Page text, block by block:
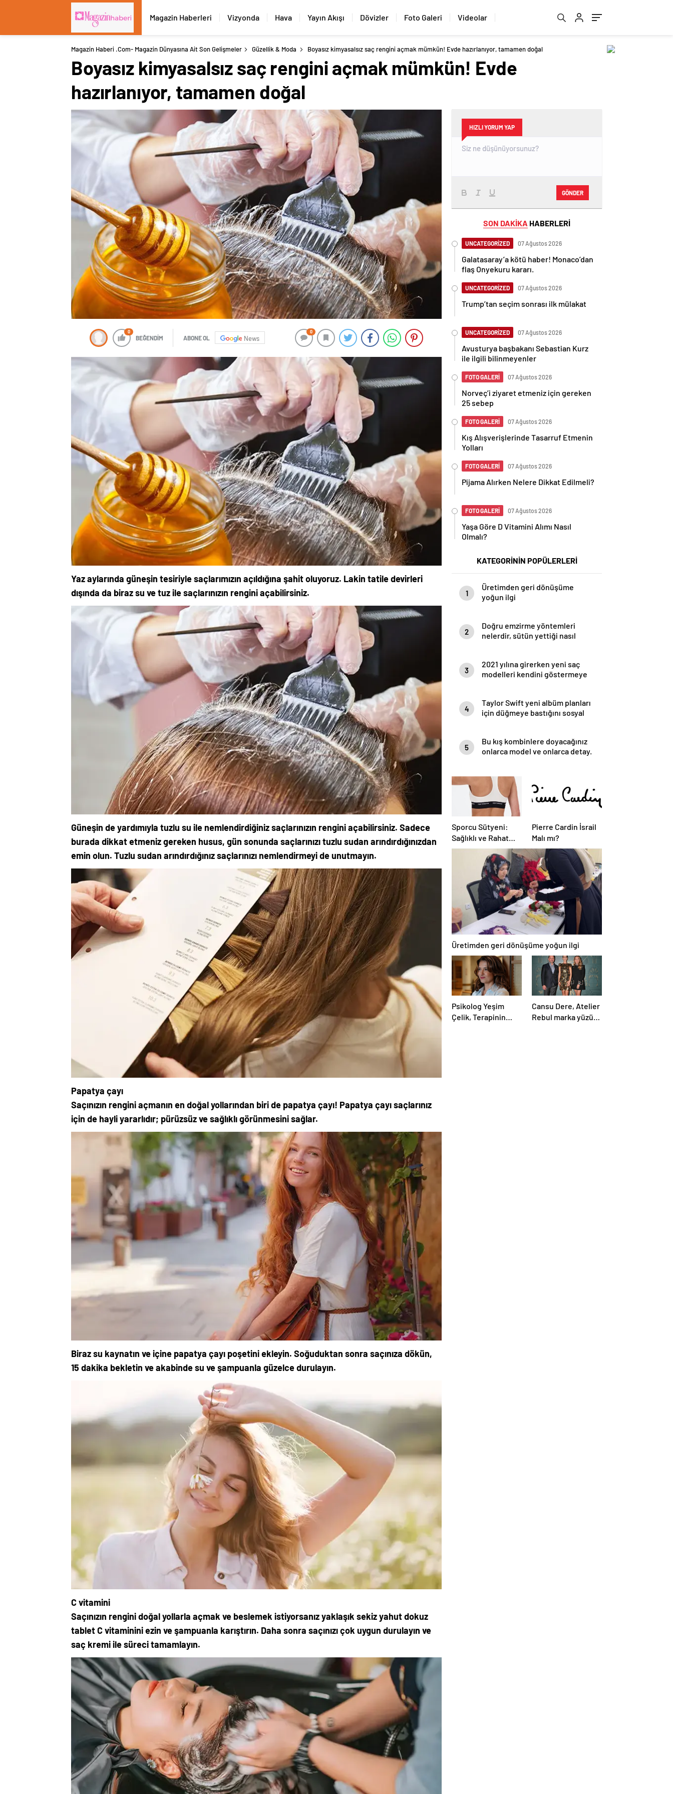
Magazin Haberleri Vizyonda Hava Yayın Akışı Dövizler Foto Galeri Videolar
Magazin Haberi .com- Magazin Dünyasına Ait Son Gelişmeler Güzellik & Moda Boyasız kimyasalsız saç rengini açmak mümkün! Evde hazırlanıyor, tamamen doğal
Boyasız kimyasalsız saç rengini açmak mümkün! Evde
hazırlanıyor, tamamen doğal
0
BEĞENDİM ABONE OL News
0
Yaz aylarında güneşin tesiriyle saçlarımızın açıldığına şahit oluyoruz. Lakin tatile devirleri
dışında da biraz su ve tuz ile saçlarınızın rengini açabilirsiniz.
Güneşin de yardımıyla tuzlu su ile nemlendirdiğiniz saçlarınızın rengini açabilirsiniz. Sadece
burada dikkat etmeniz gereken husus, gün sonunda saçlarınızı tuzlu sudan arındırdığınızdan
emin olun. Tuzlu sudan arındırdığınız saçlarınızı nemlendirmeyi de unutmayın.
Papatya çayı
Saçınızın rengini açmanın en doğal yollarından biri de papatya çayı! Papatya çayı saçlarınız
için de hayli yararlıdır; pürüzsüz ve sağlıklı görünmesini sağlar.
Biraz su kaynatın ve içine papatya çayı poşetini ekleyin. Soğuduktan sonra saçınıza dökün,
15 dakika bekletin ve akabinde su ve şampuanla güzelce durulayın.
C vitamini
Saçınızın rengini doğal yollarla açmak ve beslemek istiyorsanız yaklaşık sekiz yahut dokuz
tablet C vitaminini ezin ve şampuanla karıştırın. Daha sonra saçınızı çok uygun durulayın ve
saç kremi ile süreci tamamlayın.
HIZLI YORUM YAP
GÖNDER
SON DAKİKA HABERLERİ
UNCATEGORİZED 07 Ağustos 2026
Galatasaray’a kötü haber! Monaco’dan
flaş Onyekuru kararı.
UNCATEGORİZED 07 Ağustos 2026
Trump’tan seçim sonrası ilk mülakat
UNCATEGORİZED 07 Ağustos 2026
Avusturya başbakanı Sebastian Kurz
ile ilgili bilinmeyenler
FOTO GALERİ 07 Ağustos 2026
Norveç’i ziyaret etmeniz için gereken
25 sebep
FOTO GALERİ 07 Ağustos 2026
Kış Alışverişlerinde Tasarruf Etmenin
Yolları
FOTO GALERİ 07 Ağustos 2026
Pijama Alırken Nelere Dikkat Edilmeli?
FOTO GALERİ 07 Ağustos 2026
Yaşa Göre D Vitamini Alımı Nasıl
Olmalı?
KATEGORİNİN POPÜLERLERİ
1
Üretimden geri dönüşüme
yoğun ilgi
2
Doğru emzirme yöntemleri
nelerdir, sütün yettiği nasıl
3
2021 yılına girerken yeni saç
modelleri kendini göstermeye
4
Taylor Swift yeni albüm planları
için düğmeye bastığını sosyal
5
Bu kış kombinlere doyacağınız
onlarca model ve onlarca detay.
Sporcu Sütyeni:
Sağlıklı ve Rahat
Egzersiz Deneyimi
Pierre Cardin İsrail
Malı mı?
Üretimden geri dönüşüme yoğun ilgi
Psikolog Yeşim
Çelik, Terapinin
Cansu Dere, Atelier
Rebul marka yüzü